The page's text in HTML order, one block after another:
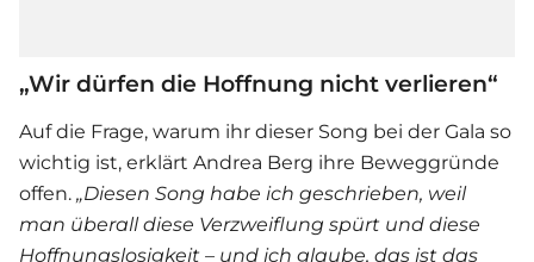
„Wir dürfen die Hoffnung nicht verlieren“
Auf die Frage, warum ihr dieser Song bei der Gala so
wichtig ist, erklärt Andrea Berg ihre Beweggründe
offen. „Diesen Song habe ich geschrieben, weil
man überall diese Verzweiflung spürt und diese
Hoffnungslosigkeit – und ich glaube, das ist das